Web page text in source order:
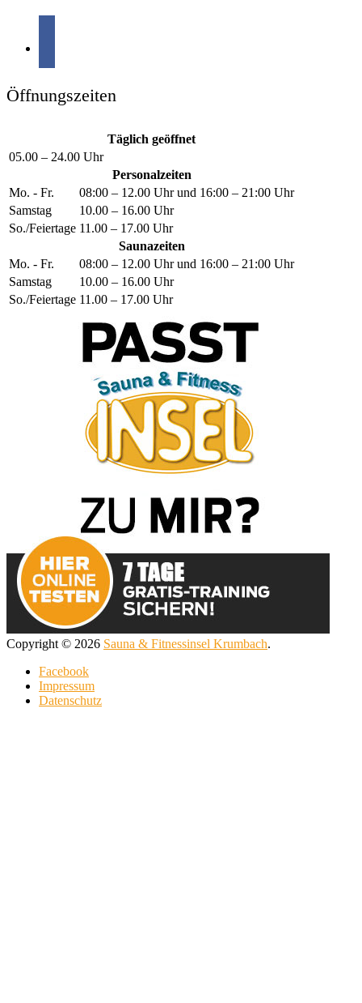
Öffnungszeiten
Täglich geöffnet
05.00 – 24.00 Uhr
Personalzeiten
Mo. - Fr.
08:00 – 12.00 Uhr und 16:00 – 21:00 Uhr
Samstag
10.00 – 16.00 Uhr
So./Feiertage 11.00 – 17.00 Uhr
Saunazeiten
Mo. - Fr.
08:00 – 12.00 Uhr und 16:00 – 21:00 Uhr
Samstag
10.00 – 16.00 Uhr
So./Feiertage 11.00 – 17.00 Uhr
Copyright © 2026 Sauna & Fitnessinsel Krumbach.
Facebook
Impressum
Datenschutz